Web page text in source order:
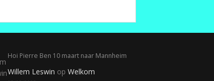
Willem Leswin op Welkom
Hoi Pierre Ben 10 maart naar Mannheim